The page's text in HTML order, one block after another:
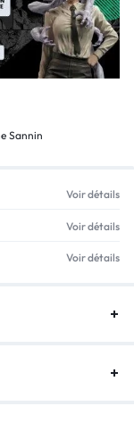
Sannin
Voir détails
Voir détails
Voir détails